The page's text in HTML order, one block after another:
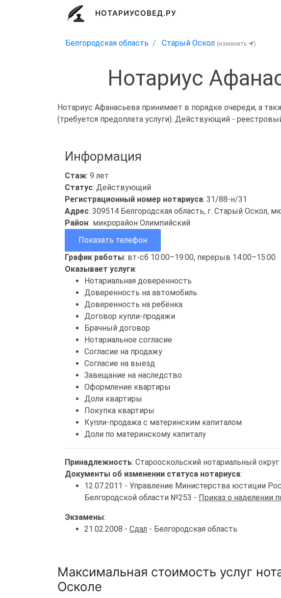
НОТАРИУСОВЕД.РУ
Белгородская область Старый Оскол (изменить )
Нотариус
Нотариус Афанасьева принимает в порядке очереди, а
(требуется предоплата услуги). Действующий -
Информация
Стаж: 9 лет
Статус: Действующий
Регистрационный номер нотариуса: 31/88-н/31
Адрес: 309514 Белгородская область, г. Старый Оскол,
Район: микрорайон Олимпийский
Показать телефон
График работы: вт-сб 10:00–19:00, перерыв 14:00–15:00
Оказывает услуги:
Нотариальная доверенность
Доверенность на автомобиль
Доверенность на ребёнка
Договор купли-продажи
Брачный договор
Нотариальное согласие
Согласие на продажу
Согласие на выезд
Завещание на наследство
Оформление квартиры
Доли квартиры
Покупка квартиры
Купли-продажа с материнским капиталом
Доли по материнскому капиталу
Принадлежность: Старооскольский нотариальный округ
Документы об изменении статуса нотариуса:
12.07.2011 - Управление Министерства юстиции
Белгородской области №253 - Приказ о наделении
Экзамены:
21.02.2008 - Сдал - Белгородская область
Максимальная стоимость услуг
Осколе